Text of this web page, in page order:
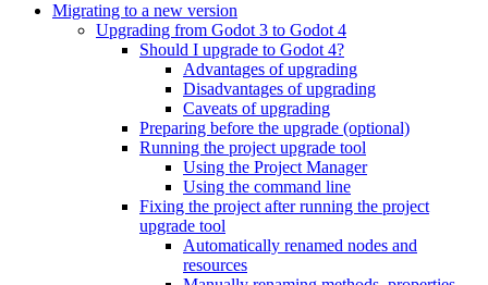
Migrating to a new version
Upgrading from Godot 3 to Godot 4
Should I upgrade to Godot 4?
Advantages of upgrading
Disadvantages of upgrading
Caveats of upgrading
Preparing before the upgrade (optional)
Running the project upgrade tool
Using the Project Manager
Using the command line
Fixing the project after running the project
upgrade tool
Automatically renamed nodes and
resources